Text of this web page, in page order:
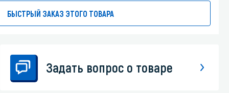
БЫСТРЫЙ ЗАКАЗ ЭТОГО ТОВАРА
Задать вопрос о товаре